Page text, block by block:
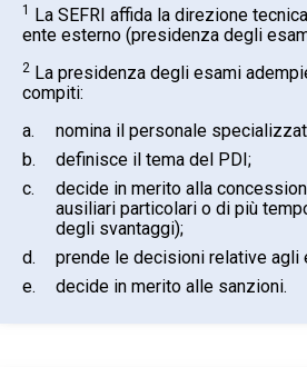
1 La SEFRI affida la direzione
ente esterno (presidenza degli
2 La presidenza degli esami
compiti:
a.
nomina il personale
b.
definisce il tema del PDI;
c.
decide in merito alla
ausiliari particolari o di più
degli svantaggi);
d.
prende le decisioni relative agli
e.
decide in merito alle sanzioni.